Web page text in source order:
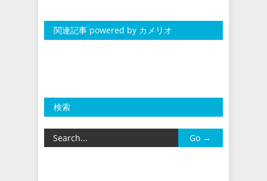
関連記事 powered by カメリオ
検索